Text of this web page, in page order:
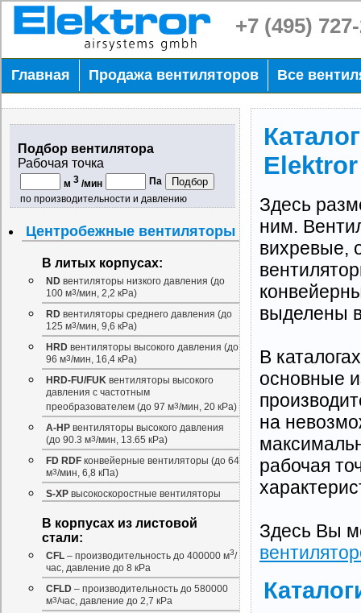
+7 (495)
Главная Продажа вентиляторов Все
Elektror
Здесь
ним.
вихревые,
выделены
В
основные
на
рабочая
Здесь Вы
Подбор вентилятора
Рабочая точка
м 3 /мин
Па
по производительности и давлению
Центробежные вентиляторы
В литых корпусах:
ND вентиляторы низкого давления (до
100 м3/мин, 2,2 кРа)
RD вентиляторы среднего давления (до
125 м3/мин, 9,6 кРа)
HRD вентиляторы высокого давления (до
96 м3/мин, 16,4 кРа)
HRD-FU/FUK вентиляторы высокого
давления с частотным
преобразователем (до 97 м3/мин, 20 кРа)
A-HP вентиляторы высокого давления
(до 90.3 м3/мин, 13.65 кРа)
FD RDF конвейерные вентиляторы (до 64
м3/мин, 6,8 кПа)
S-XP высокоскоростные вентиляторы
В корпусах из листовой
стали:
CFL – производительность до 400000 м3/
час, давление до 8 кРа
CFLD – производительность до 580000
м3/час, давление до 2,7 кРа